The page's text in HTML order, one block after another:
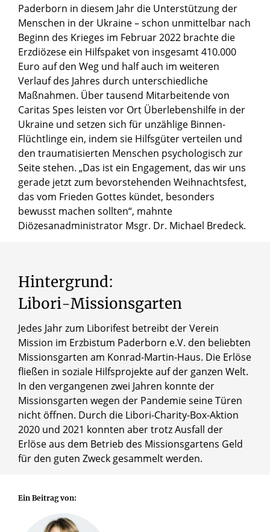
Paderborn in diesem Jahr die Unterstützung der
Menschen in der Ukraine – schon unmittelbar nach
Beginn des Krieges im Februar 2022 brachte die
Erzdiözese ein Hilfspaket von insgesamt 410.000
Euro auf den Weg und half auch im weiteren
Verlauf des Jahres durch unterschiedliche
Maßnahmen. Über tausend Mitarbeitende von
Caritas Spes leisten vor Ort Überlebenshilfe in der
Ukraine und setzen sich für unzählige Binnen-
Flüchtlinge ein, indem sie Hilfsgüter verteilen und
den traumatisierten Menschen psychologisch zur
Seite stehen. „Das ist ein Engagement, das wir uns
gerade jetzt zum bevorstehenden Weihnachtsfest,
das vom Frieden Gottes kündet, besonders
bewusst machen sollten“, mahnte
Diözesanadministrator Msgr. Dr. Michael Bredeck.
Hintergrund:
Libori-Missionsgarten
Jedes Jahr zum Liborifest betreibt der Verein
Mission im Erzbistum Paderborn e.V. den beliebten
Missionsgarten am Konrad-Martin-Haus. Die Erlöse
fließen in soziale Hilfsprojekte auf der ganzen Welt.
In den vergangenen zwei Jahren konnte der
Missionsgarten wegen der Pandemie seine Türen
nicht öffnen. Durch die Libori-Charity-Box-Aktion
2020 und 2021 konnten aber trotz Ausfall der
Erlöse aus dem Betrieb des Missionsgartens Geld
für den guten Zweck gesammelt werden.
Ein Beitrag von: